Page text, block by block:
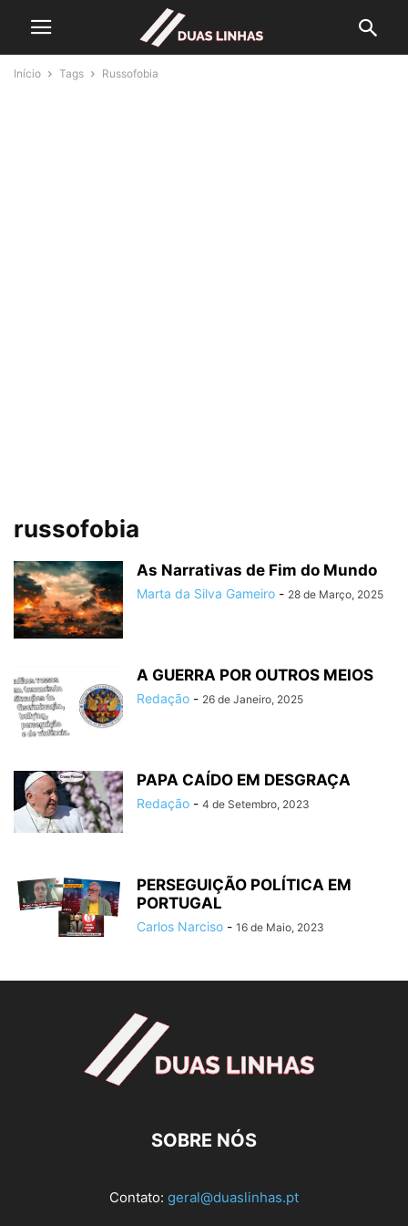
Início Tags Russofobia
russofobia
As Narrativas de Fim do Mundo
Marta da Silva Gameiro - 28 de Março, 2025
A GUERRA POR OUTROS MEIOS
Redação - 26 de Janeiro, 2025
PAPA CAÍDO EM DESGRAÇA
Redação - 4 de Setembro, 2023
PERSEGUIÇÃO POLÍTICA EM
PORTUGAL
Carlos Narciso - 16 de Maio, 2023
SOBRE NÓS
Contato: geral@duaslinhas.pt